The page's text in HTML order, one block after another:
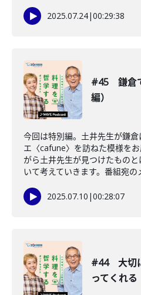
2025.07.24|00:29:38
#45 鎌倉
編）
今回は特別編。土井先生が鎌
エ〈cafune〉を訪ねた模様を
がら土井先生が見つけたもの
いて考えていきます。番組宛の
2025.07.10 |00:28:07
#44 大切
ってくれる